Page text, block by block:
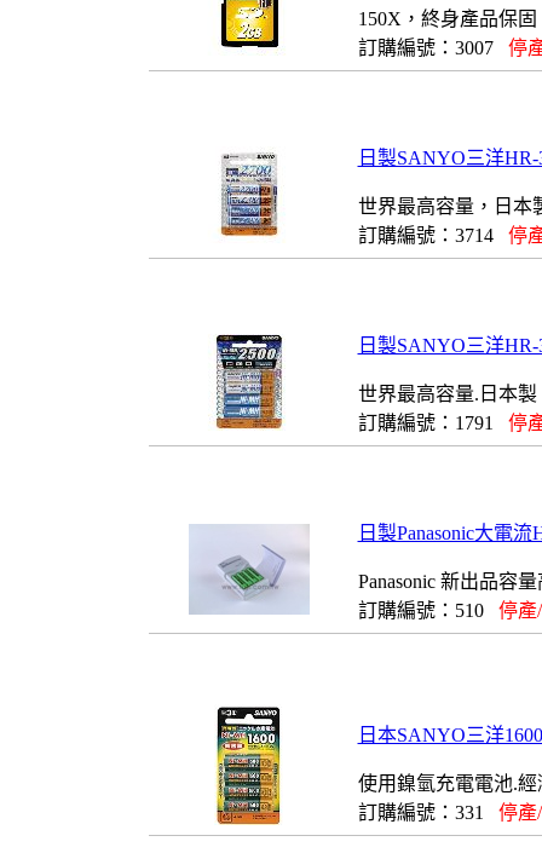
150X，終身產品保固
訂購編號：3007 停
日製SANYO三洋
世界最高容量，日本
訂購編號：3714 停
日製SANYO三洋
世界最高容量.日本製
訂購編號：1791 停
日製Panasonic大電
Panasonic 新出品容
訂購編號：510 停產
日本SANYO三洋
使用鎳氫充電電池.經
訂購編號：331 停產